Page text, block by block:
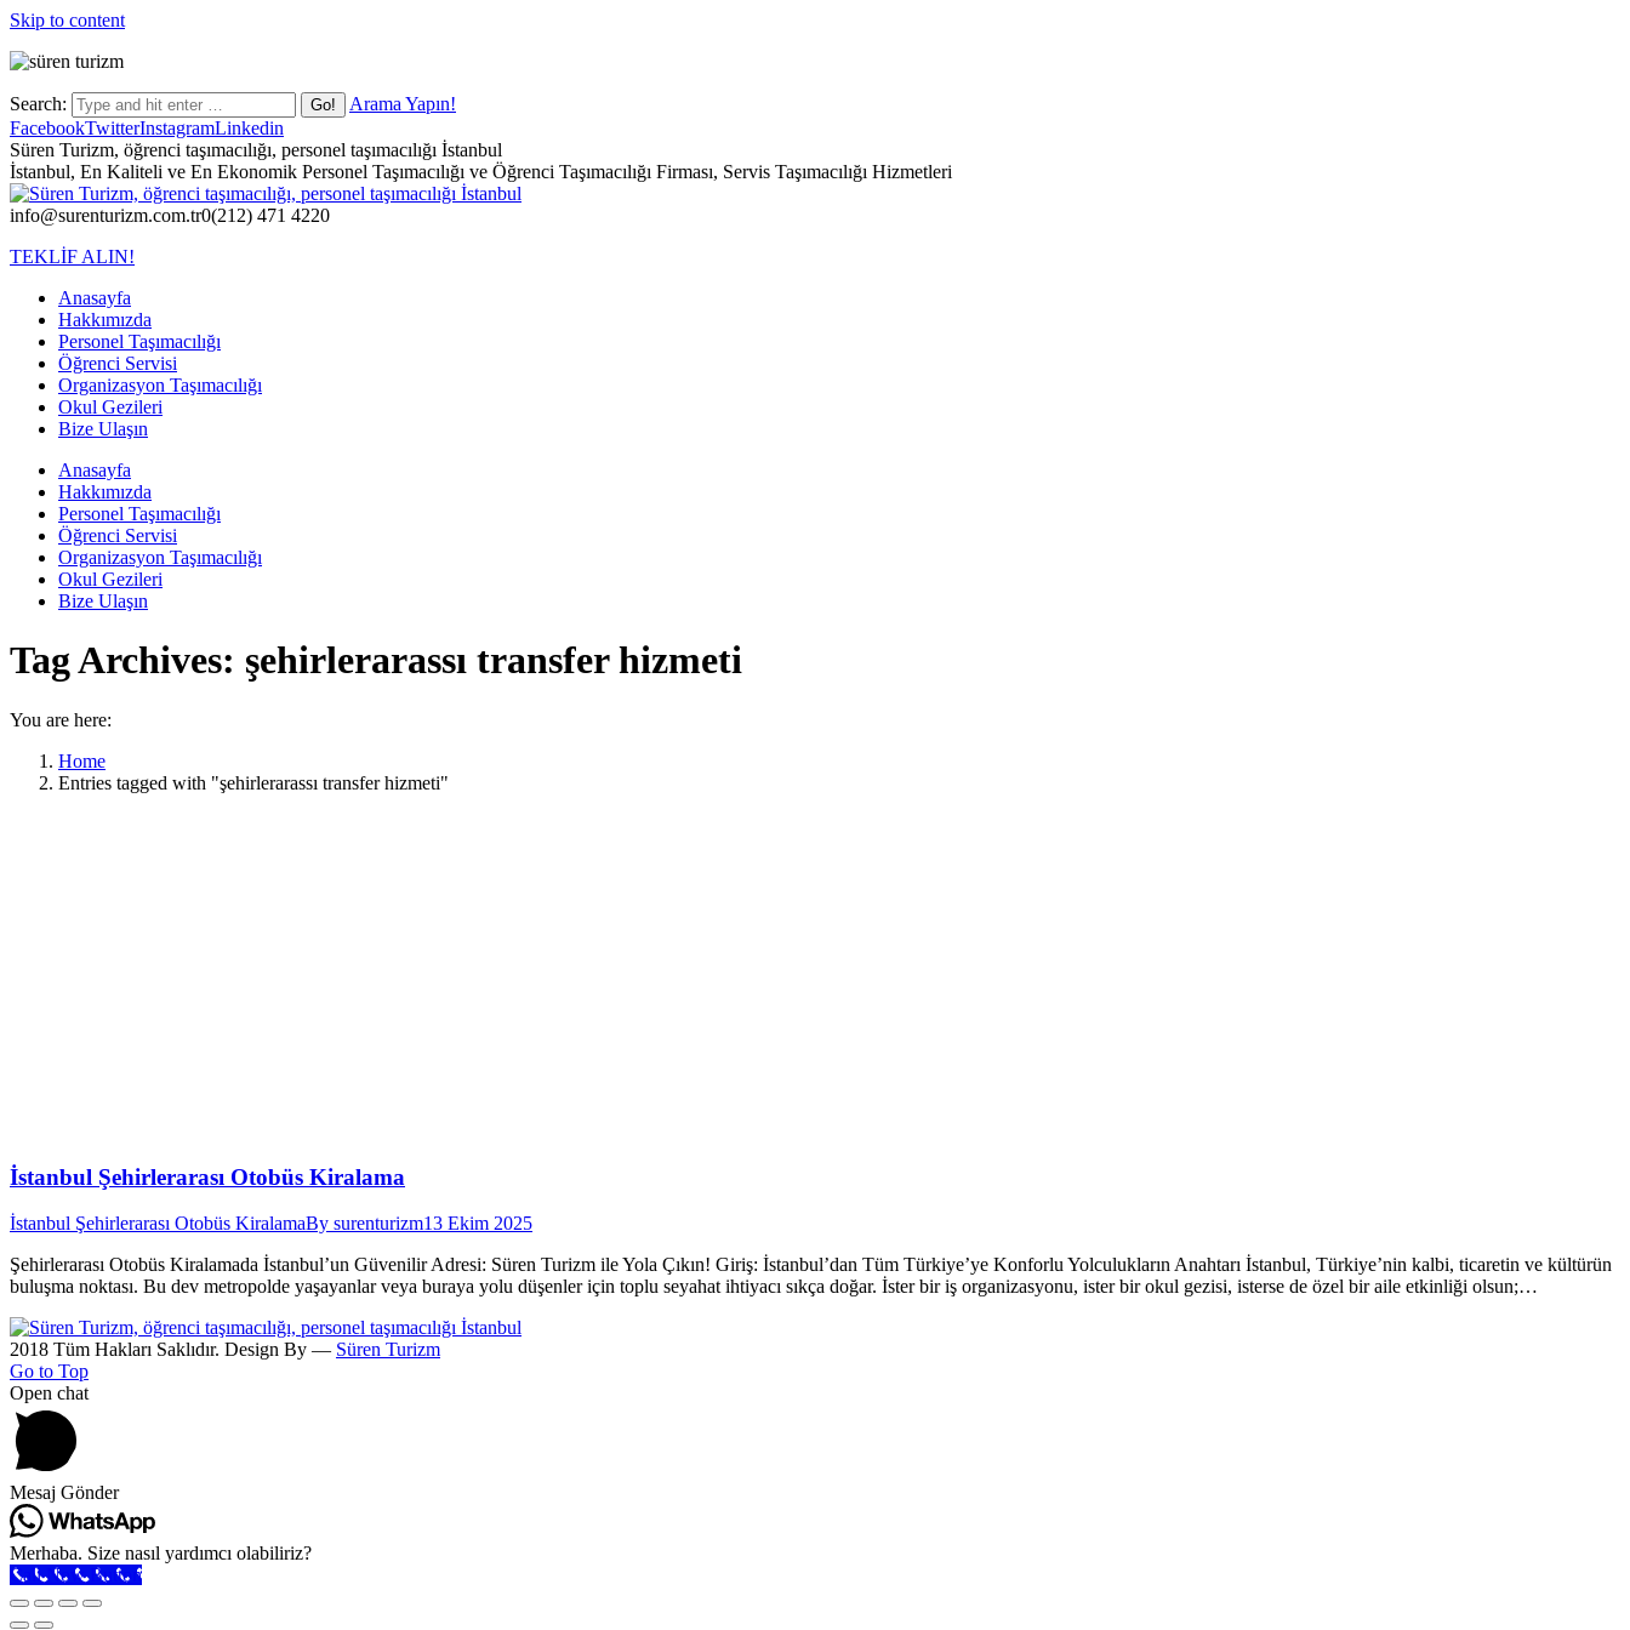
Skip to content
Search:
Arama Yapın!
FacebookTwitterInstagramLinkedin
Süren Turizm, öğrenci taşımacılığı, personel taşımacılığı İstanbul
İstanbul, En Kaliteli ve En Ekonomik Personel Taşımacılığı ve Öğrenci Taşımacılığı Firması, Servis Taşımacılığı Hizmetleri
info@surenturizm.com.tr0(212) 471 4220
TEKLİF ALIN!
Anasayfa
Hakkımızda
Personel Taşımacılığı
Öğrenci Servisi
Organizasyon Taşımacılığı
Okul Gezileri
Bize Ulaşın
Anasayfa
Hakkımızda
Personel Taşımacılığı
Öğrenci Servisi
Organizasyon Taşımacılığı
Okul Gezileri
Bize Ulaşın
Tag Archives: şehirlerarassı transfer hizmeti
You are here:
Home
Entries tagged with "şehirlerarassı transfer hizmeti"
İstanbul Şehirlerarası Otobüs Kiralama
İstanbul Şehirlerarası Otobüs KiralamaBy surenturizm13 Ekim 2025
Şehirlerarası Otobüs Kiralamada İstanbul’un Güvenilir Adresi: Süren Turizm ile Yola Çıkın! Giriş: İstanbul’dan Tüm Türkiye’ye Konforlu Yolculukların Anahtarı İstanbul, Türkiye’nin kalbi, ticaretin ve kültürün
buluşma noktası. Bu dev metropolde yaşayanlar veya buraya yolu düşenler için toplu seyahat ihtiyacı sıkça doğar. İster bir iş organizasyonu, ister bir okul gezisi, isterse de özel bir aile etkinliği olsun;…
2018 Tüm Hakları Saklıdır. Design By — Süren Turizm
Go to Top
Open chat
Mesaj Gönder
Merhaba. Size nasıl yardımcı olabiliriz?
Call Now Button